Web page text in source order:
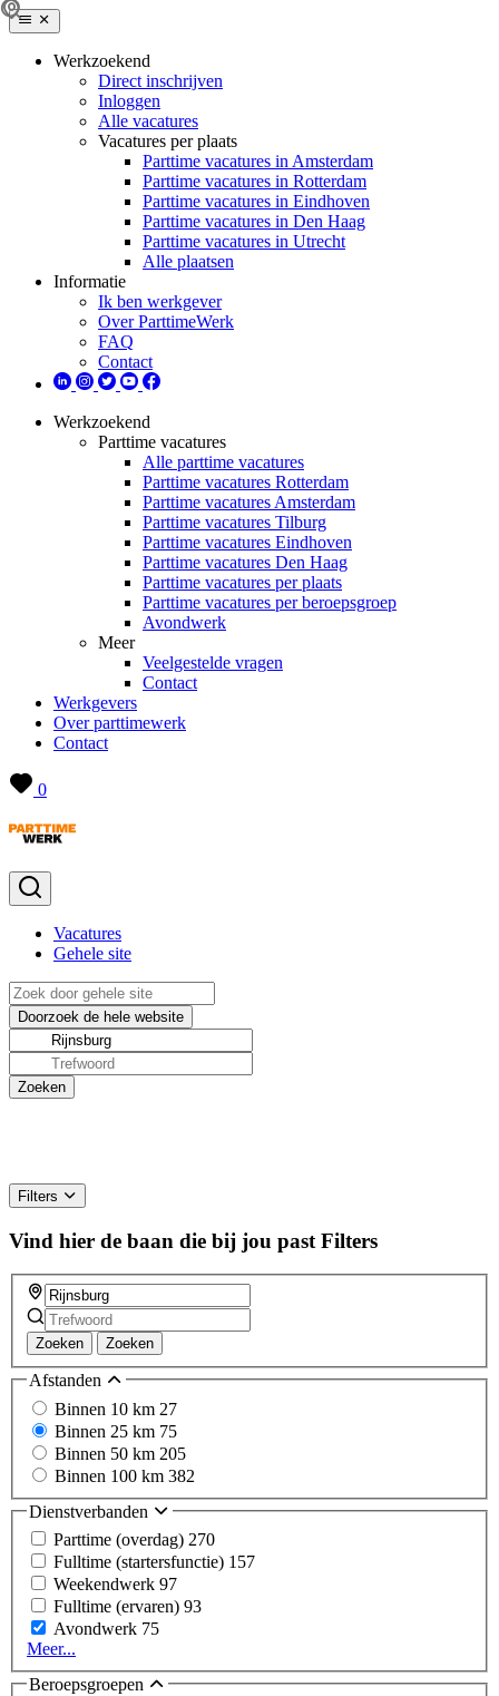
Werkzoekend
Direct inschrijven
Inloggen
Alle vacatures
Vacatures per plaats
Parttime vacatures in Amsterdam
Parttime vacatures in Rotterdam
Parttime vacatures in Eindhoven
Parttime vacatures in Den Haag
Parttime vacatures in Utrecht
Alle plaatsen
Informatie
Ik ben werkgever
Over ParttimeWerk
FAQ
Contact
Werkzoekend
Parttime vacatures
Alle parttime vacatures
Parttime vacatures Rotterdam
Parttime vacatures Amsterdam
Parttime vacatures Tilburg
Parttime vacatures Eindhoven
Parttime vacatures Den Haag
Parttime vacatures per plaats
Parttime vacatures per beroepsgroep
Avondwerk
Meer
Veelgestelde vragen
Contact
Werkgevers
Over parttimewerk
Contact
0
Vacatures
Gehele site
Filters
Vind hier de baan die bij jou past Filters
Zoeken Zoeken
Afstanden
Binnen 10 km 27
Binnen 25 km 75
Binnen 50 km 205
Binnen 100 km 382
Dienstverbanden
Parttime (overdag) 270
Fulltime (startersfunctie) 157
Weekendwerk 97
Fulltime (ervaren) 93
Avondwerk 75
Meer...
Beroepsgroepen